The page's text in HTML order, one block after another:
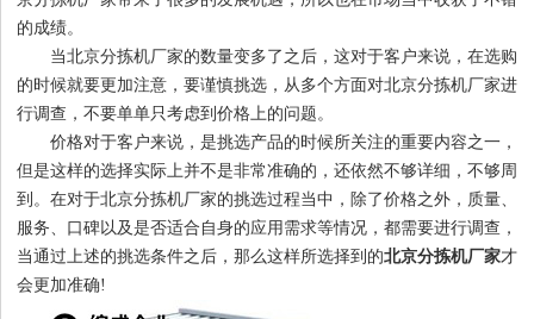
的成绩。
当北京分拣机厂家的数量变多了之后，这对于客户来说，在选购
的时候就要更加注意，要谨慎挑选，从多个方面对北京分拣机厂家进
行调查，不要单单只考虑到价格上的问题。
价格对于客户来说，是挑选产品的时候所关注的重要内容之一，
但是这样的选择实际上并不是非常准确的，还依然不够详细，不够周
到。在对于北京分拣机厂家的挑选过程当中，除了价格之外，质量、
服务、口碑以及是否适合自身的应用需求等情况，都需要进行调查，
当通过上述的挑选条件之后，那么这样所选择到的北京分拣机厂家才
会更加准确!